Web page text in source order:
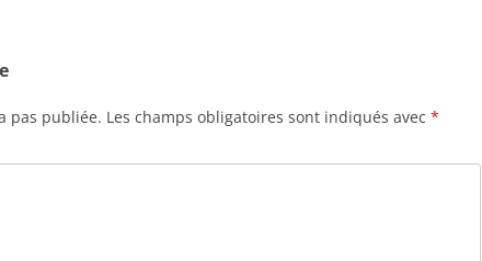
pas publiée. Les champs obligatoires sont indiqués avec *